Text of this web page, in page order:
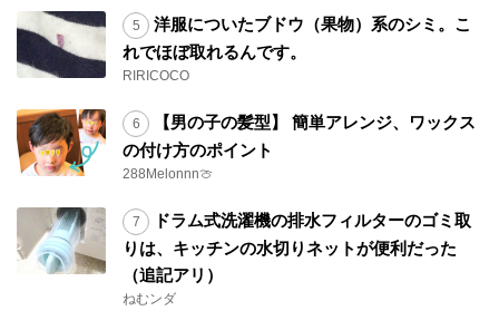
洋服についたブドウ（果物）系のシミ。こ
れでほぼ取れるんです。
RIRICOCO
【男の子の髪型】 簡単アレンジ、ワックス
の付け方のポイント
288Melonnn🍈
ドラム式洗濯機の排水フィルターのゴミ取
りは、キッチンの水切りネットが便利だった
（追記アリ）
ねむンダ